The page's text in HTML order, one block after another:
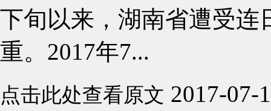
下旬以来，湖南省遭受连
重。2017年7...
点击此处查看原文 2017-07-